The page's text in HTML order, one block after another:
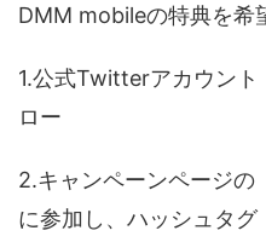
DMM mobileの特典を希
1.公式Twitterアカウン
ロー
2.キャンペーンページの
に参加し、ハッシュタ